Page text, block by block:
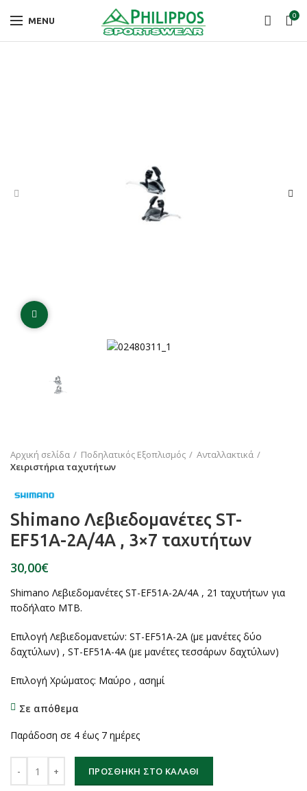
MENU 0
Αρχική σελίδα Ποδηλατικός Εξοπλισμός
Ανταλλακτικά
Χειριστήρια ταχυτήτων
Shimano Λεβιεδομανέτες ST-
EF51A-2A/4A , 3×7 ταχυτήτων
€
Shimano Λεβιεδομανέτες ST-EF51A-2A/4A , 21 ταχυτήτων για
ποδήλατο ΜΤΒ.
Επιλογή Λεβιεδομανετών: ST-EF51A-2A (με μανέτες δύο
δαχτύλων) , ST-EF51A-4A (με μανέτες τεσσάρων δαχτύλων)
Επιλογή Χρώματος: Μαύρο , ασημί
Σε απόθεμα
Παράδοση σε 4 έως 7 ημέρες
ΠΡΟΣΘΉΚΗ ΣΤΟ ΚΑΛΆΘΙ